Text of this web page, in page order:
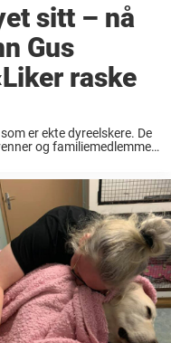
sitt – nå
Gus
raske
er ekte dyreelskere. De
og familiemedlemmer.